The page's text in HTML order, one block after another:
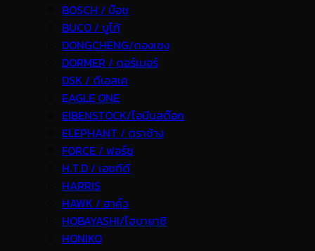
BOSCH / บ๊อช
BUCO / บูโก้
DONGCHENG/ดองเชง
DORMER / ดอร์เมอร์
DSK / ดีเอสเค
EAGLE ONE
EIBENSTOCK/ไอบีนสต๊อก
ELEPHANT / ตราช้าง
FORCE / ฟอร์ช
H.T.D / เอชทีดี
HARRIS
HAWK / ฮาค์ว
HOBAYASHI/โฮบายาชิ
HONIKO